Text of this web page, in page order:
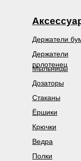
Держатели
Держатели
полотенец
Мыльницы
Дозаторы
Стаканы
Ёршики
Крючки
Ведра
Полки